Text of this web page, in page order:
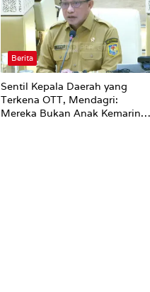
Berita
Sentil Kepala Daerah yang
Terkena OTT, Mendagri:
Mereka Bukan Anak Kemarin